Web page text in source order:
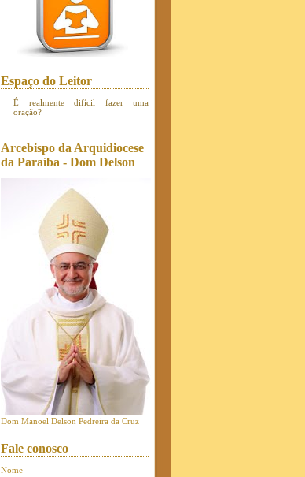
Espaço do Leitor
É realmente difícil fazer uma
oração?
Arcebispo da Arquidiocese
da Paraíba - Dom Delson
Dom Manoel Delson Pedreira da Cruz
Fale conosco
Nome